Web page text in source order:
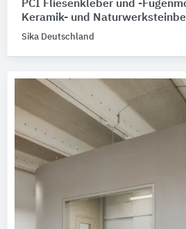
PCI Fliesenkleber und -
Keramik- und
Sika Deutschland